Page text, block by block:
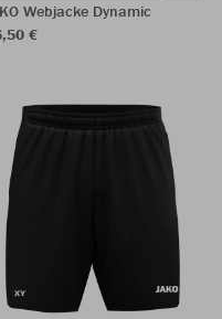
Webjacke Dynamic
€